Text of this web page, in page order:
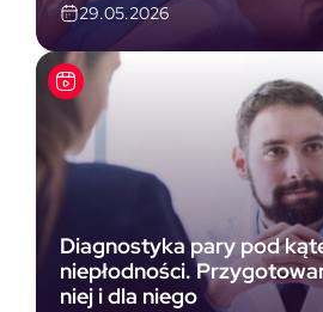
29.05.2026
Diagnostyka pary pod
niepłodności.
niej i dla niego